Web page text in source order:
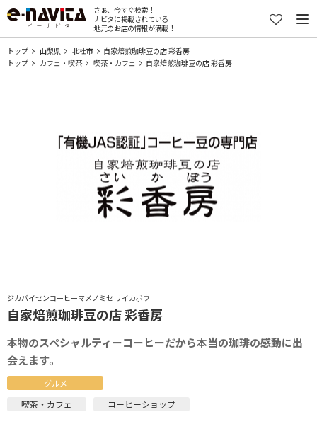
さぁ、今すぐ検索！
ナビタに掲載されている
地元のお店の情報が満載！
トップ 山梨県 北杜市
自家焙煎珈琲豆の店 彩香房
トップ
カフェ・喫茶 喫茶・カフェ 自家焙煎珈琲豆の店 彩香房
ジカバイセンコーヒーマメノミセ サイカボウ
自家焙煎珈琲豆の店 彩香房
本物のスペシャルティーコーヒーだから本当の珈琲の感動に出
会えます。
グルメ
喫茶・カフェ コーヒーショップ